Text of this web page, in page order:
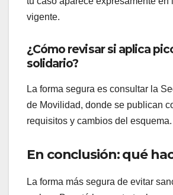
vigente.
¿Cómo revisar si aplica
solidario?
La forma segura es consultar la
de Movilidad, donde se publican
requisitos y cambios del esquema.
En conclusión: qué
La forma más segura de evitar